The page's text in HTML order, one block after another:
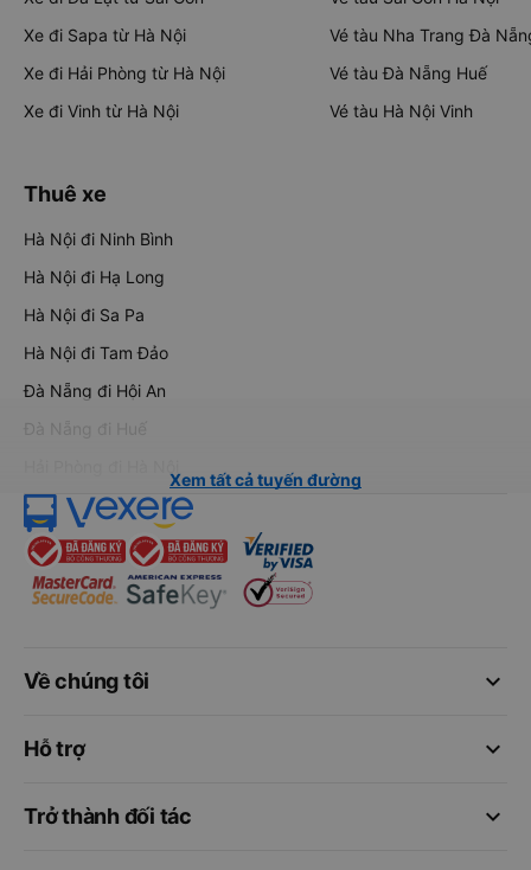
Xe đi Sapa từ Hà Nội
Xe đi Hải Phòng từ Hà Nội
Xe đi Vinh từ Hà Nội
Vé tàu Nha Trang Đà
Vé tàu Đà Nẵng Huế
Vé tàu Hà Nội Vinh
Thuê xe
Hà Nội đi Ninh Bình
Hà Nội đi Hạ Long
Hà Nội đi Sa Pa
Hà Nội đi Tam Đảo
Đà Nẵng đi Hội An
Đà Nẵng đi Huế
Xem tất cả tuyến đường
keyboard_arrow_down
Về chúng tôi
keyboard_arrow_down
Hỗ trợ
keyboard_arrow_down
Trở thành đối tác